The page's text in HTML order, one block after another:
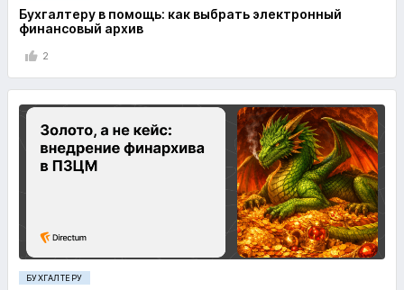
Бухгалтеру в помощь: как выбрать электронный
финансовый архив
2
БУХГАЛТЕРУ